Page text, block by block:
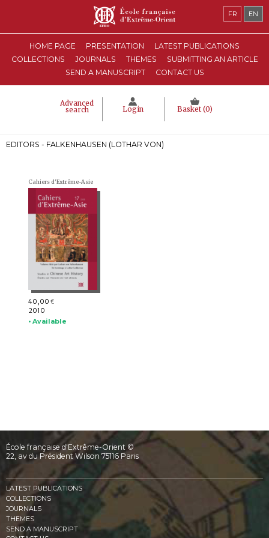
HOME PAGE PRESENTATION
LATEST PUBLICATIONS
COLLECTIONS
JOURNALS THEMES
SUBMITTING AN ARTICLE
SEND A MANUSCRIPT
CONTACT US
Advanced
search Login Basket (0)
FR EN
EDITORS - FALKENHAUSEN (LOTHAR VON)
Cahiers d'Extrême-Asie
40,00 €
2010
• Available
École française d'Extrême-Orient ©
22, av du Président Wilson 75116 Paris
LATEST PUBLICATIONS
COLLECTIONS
JOURNALS
THEMES
SEND A MANUSCRIPT